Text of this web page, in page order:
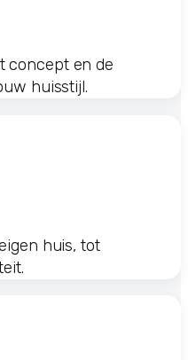
concept en de
huisstijl.
huis, tot